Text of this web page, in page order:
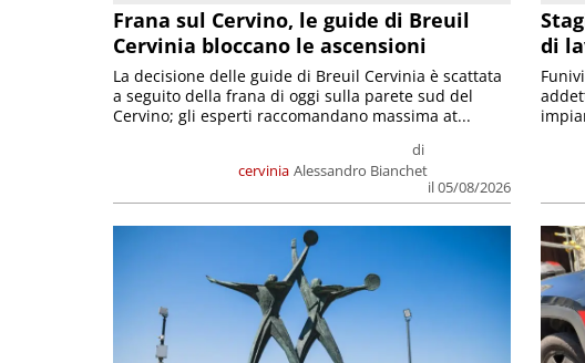
Frana sul Cervino, le guide di Breuil
Cervinia bloccano le ascensioni
cervinia
di
Alessandro Bianchet
il 05/08/2026
La decisione delle guide di Breuil Cervinia è scattata
a seguito della frana di oggi sulla parete sud del
Cervino; gli esperti raccomandano massima at...
di